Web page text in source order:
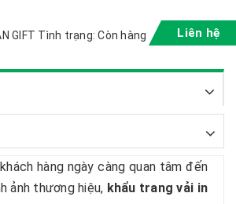
GIFT Tình trạng: Còn hàng Liên hệ
hàng ngày càng quan tâm đến
ảnh thương hiệu, khẩu trang vải in